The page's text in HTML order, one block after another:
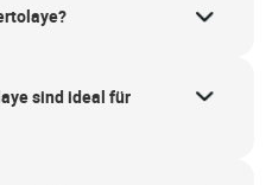
sind ideal für